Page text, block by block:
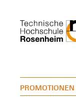
PROMOTIONEN